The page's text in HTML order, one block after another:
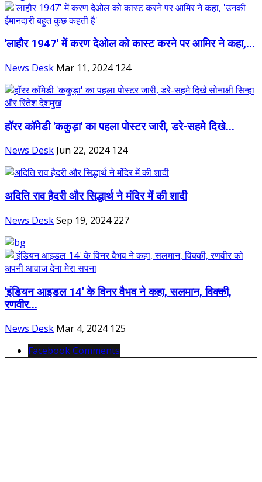
'लाहौर 1947' में करण देओल को कास्ट करने पर आमिर ने कहा,...
News Desk Mar 11, 2024 124
हॉरर कॉमेडी 'ककुड़ा' का पहला पोस्टर जारी, डरे-सहमे दिखे...
News Desk Jun 22, 2024 124
अदिति राव हैदरी और सिद्धार्थ ने मंदिर में की शादी
News DeskSep 19, 2024 227
'इंडियन आइडल 14' के विनर वैभव ने कहा, सलमान, विक्की,
रणवीर...
News Desk Mar 4, 2024 125
Facebook Comments